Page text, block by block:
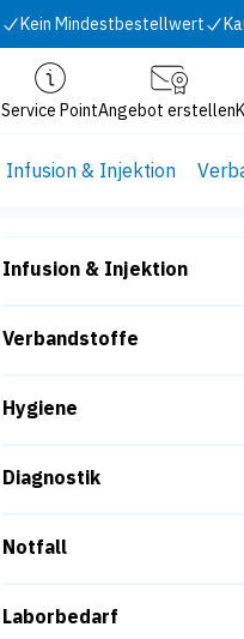
Kein Mindestbestellwert
Service PointAngebot erstellen
Infusion & Injektion
Infusion & Injektion
Verbandstoffe
Hygiene
Diagnostik
Notfall
Laborbedarf